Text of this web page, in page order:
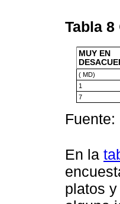
Tabla 8
MUY EN
( MD)
1
7
En la
platos